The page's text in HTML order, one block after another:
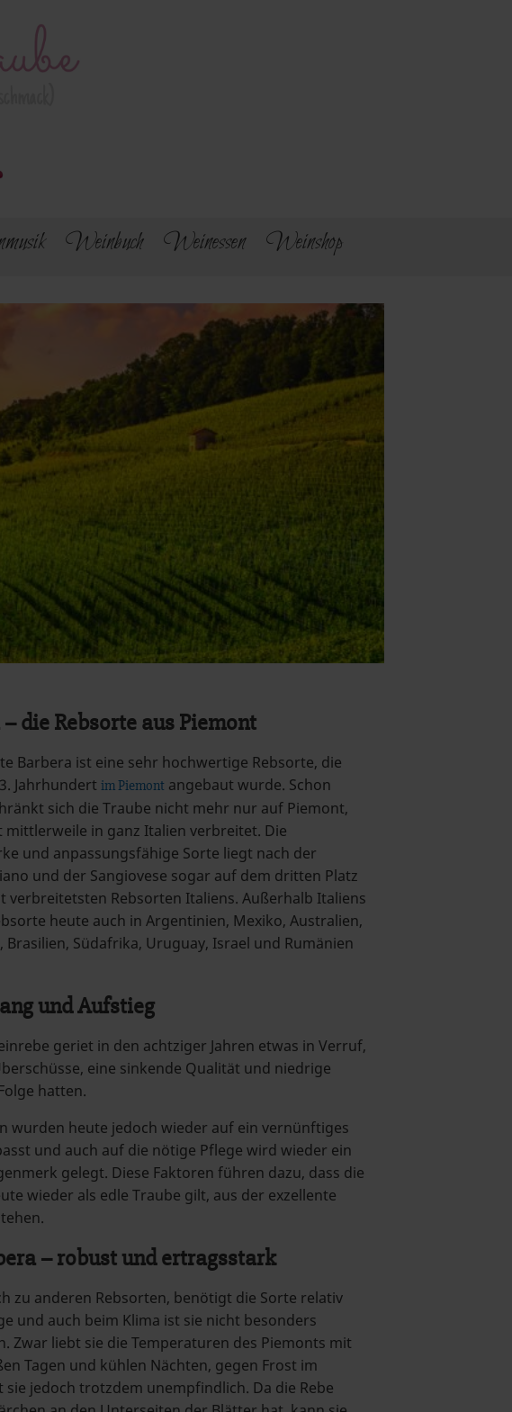
Weinbuch Weinessen Weinshop
die Rebsorte aus Piemont
Barbera ist eine sehr hochwertige Rebsorte, die
Jahrhundert im Piemont angebaut wurde. Schon
sich die Traube nicht mehr nur auf Piemont,
mittlerweile in ganz Italien verbreitet. Die
und anpassungsfähige Sorte liegt nach der
und der Sangiovese sogar auf dem dritten Platz
verbreitetsten Rebsorten Italiens. Außerhalb Italiens
heute auch in Argentinien, Mexiko, Australien,
Brasilien, Südafrika, Uruguay, Israel und Rumänien
und Aufstieg
geriet in den achtziger Jahren etwas in Verruf,
eine sinkende Qualität und niedrige
hatten.
wurden heute jedoch wieder auf ein vernünftiges
und auch auf die nötige Pflege wird wieder ein
gelegt. Diese Faktoren führen dazu, dass die
wieder als edle Traube gilt, aus der exzellente
– robust und ertragsstark
zu anderen Rebsorten, benötigt die Sorte relativ
und auch beim Klima ist sie nicht besonders
Zwar liebt sie die Temperaturen des Piemonts mit
Tagen und kühlen Nächten, gegen Frost im
sie jedoch trotzdem unempfindlich. Da die Rebe